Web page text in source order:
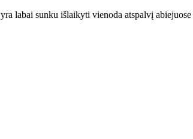
labai sunku išlaikyti vienoda atspalvį